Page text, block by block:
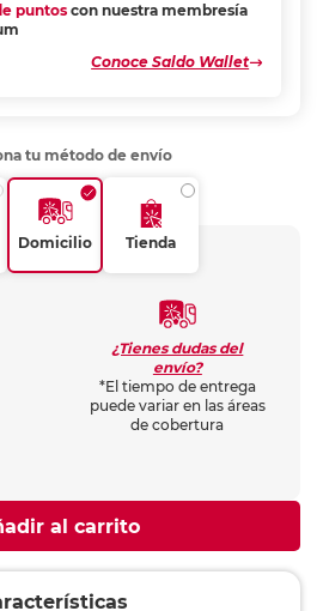
puntos con nuestra membresía
Conoce Saldo Wallet
tu método de envío
Domicilio Tienda
¿Tienes dudas del
envío?
*El tiempo de entrega
puede variar en las áreas
de cobertura
al carrito